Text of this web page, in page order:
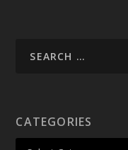
CATEGORIES